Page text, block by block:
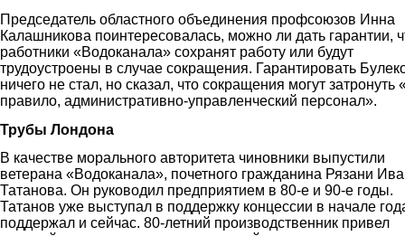
Председатель областного объединения профсоюзов Инна
Калашникова поинтересовалась, можно ли дать гарантии,
работники «Водоканала» сохранят работу или будут
трудоустроены в случае сокращения. Гарантировать
ничего не стал, но сказал, что сокращения могут затронуть
правило, административно-управленческий персонал».
Трубы Лондона
В качестве морального авторитета чиновники выпустили
ветерана «Водоканала», почетного гражданина Рязани
Татанова. Он руководил предприятием в 80-е и 90-е годы.
Татанов уже выступал в поддержку концессии в начале
поддержал и сейчас. 80-летний производственник привел